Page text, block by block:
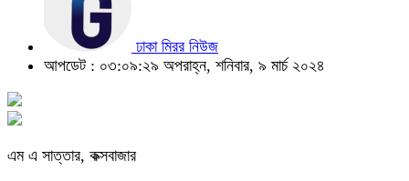
ঢাকা মিরর নিউজ
আপডেট : ০৩:০৯:২৯ অপরাহ্ন, শনিবার, ৯ মার্চ ২০২৪
এম এ সাত্তার, কক্সবাজার